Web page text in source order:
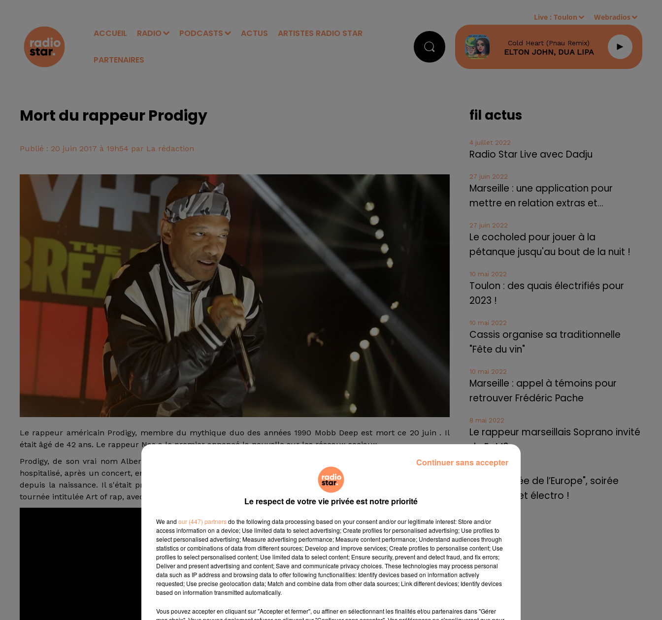
ACCUEIL RADIO PODCASTS ACTUS ARTISTES RADIO STAR
PARTENAIRES
Live :Toulon Webradios
Cold Heart (pnau Remix)
ELTON JOHN, DUA LIPA
Mort du rappeur Prodigy
Publié : 20 juin 2017 à 19h54 par La rédaction
Le rappeur américain Prodigy, membre du mythique duo des années 1990 Mobb Deep est mort ce 20 juin . Il
était âgé de 42 ans. Le rappeur Nas a le premier annoncé la nouvelle sur les réseaux sociaux.
Prodigy, de son vrai nom Albert Johnson, est mort à Las Vegas, selon une information de
. Il y avait été
hospitalisé, après un concert, en raison de complications de la drépanocytose, maladie génétique dont il souffre
depuis la naissance. Il s'était produit sur scène samedi, avec Havoc, l'autre membre de Mobb Deep pour une
tournée intitulée Art of rap, avec d'autres stars du rap comme Ghostface Killah, Onyx, Ice-T et KRS-One.
fil actus
4 juillet 2022
Radio Star Live avec Dadju
27 juin 2022
Marseille : une application pour
mettre en relation extras et...
27 juin 2022
Le cocholed pour jouer à la
pétanque jusqu'au bout de la nuit !
10 mai 2022
Toulon : des quais électrifiés pour
2023 !
10 mai 2022
Cassis organise sa traditionnelle
"Fête du vin"
10 mai 2022
Marseille : appel à témoins pour
retrouver Frédéric Pache
8 mai 2022
Le rappeur marseillais Soprano invité
de E=M6
8 mai 2022
Aix : "Journée de l’Europe", soirée
danse et set électro !
Le respect de votre vie privée est notre priorité
We and our (447) partnersdo the following data processing based on your consent and/or our legitimate interest: Store and/or
access information on a device; Use limited data to select advertising; Create profiles for personalised advertising; Use profiles to
select personalised advertising; Measure advertising performance; Measure content performance; Understand audiences through
statistics or combinations of data from different sources; Develop and improve services; Create profiles to personalise content; Use
profiles to select personalised content; Use limited data to select content; Ensure security, prevent and detect fraud, and fix errors;
Deliver and present advertising and content; Save and communicate privacy choices. These technologies may process personal
data such as IP address and browsing data to offer following functionalities: Identify devices based on information actively
requested; Use precise geolocation data; Match and combine data from other data sources; Link different devices; Identify devices
based on information transmitted automatically.
Vous pouvez accepter en cliquant sur "Accepter et fermer", ou affiner en sélectionnant les finalités et/ou partenaires dans "Gérer
Continuer sans accepter